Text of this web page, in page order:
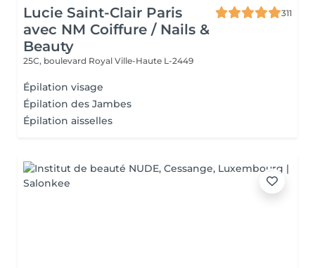
Lucie Saint-Clair Paris
avec NM Coiffure / Nails &
Beauty
311
25C, boulevard Royal Ville-Haute L-2449
Épilation visage
Épilation des Jambes
Épilation aisselles